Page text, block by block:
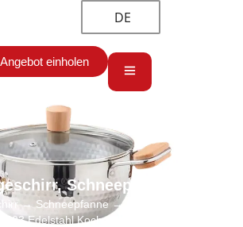
DE
Angebot einholen
,Schneepfanne
→ Schneepfanne→ Custom Snow Pan
403 Edelstahl Kochgeschirr Hersteller